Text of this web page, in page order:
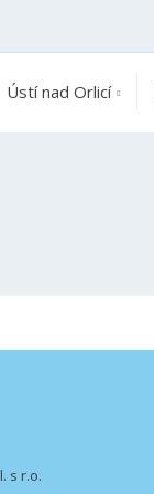
Ústí nad Orlicí
s r.o.